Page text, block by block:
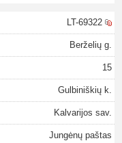
LT-69322
Berželių g.
15
Gulbiniškių k.
Kalvarijos sav.
Jungėnų paštas